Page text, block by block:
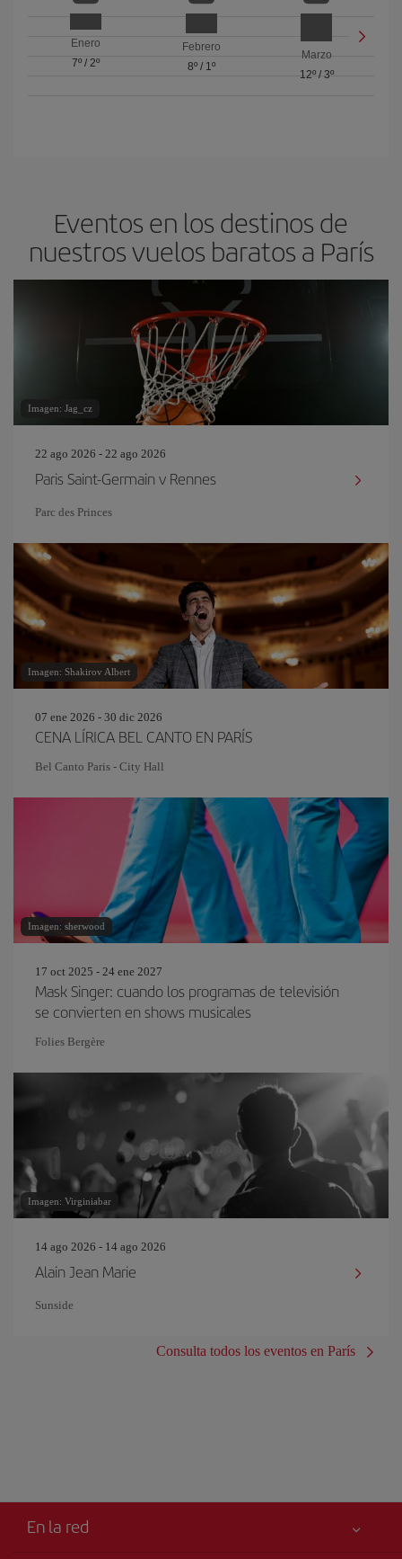
Enero
7º/ 2º
Febrero
8º/ 1º
Marzo
12º/ 3º
Eventos en los destinos de
nuestros vuelos baratos a París
Imagen: Jag_cz
22 ago 2026 - 22 ago 2026
Paris Saint-Germain v Rennes
Parc des Princes
Imagen: Shakirov Albert
07 ene 2026 - 30 dic 2026
CENA LÍRICA BEL CANTO EN PARÍS
Bel Canto Paris - City Hall
Imagen: sherwood
17 oct 2025 - 24 ene 2027
Mask Singer: cuando los programas de televisión
se convierten en shows musicales
Folies Bergère
Imagen: Virginiabar
14 ago 2026 - 14 ago 2026
Alain Jean Marie
Sunside
Consulta todos los eventos en París
En la red